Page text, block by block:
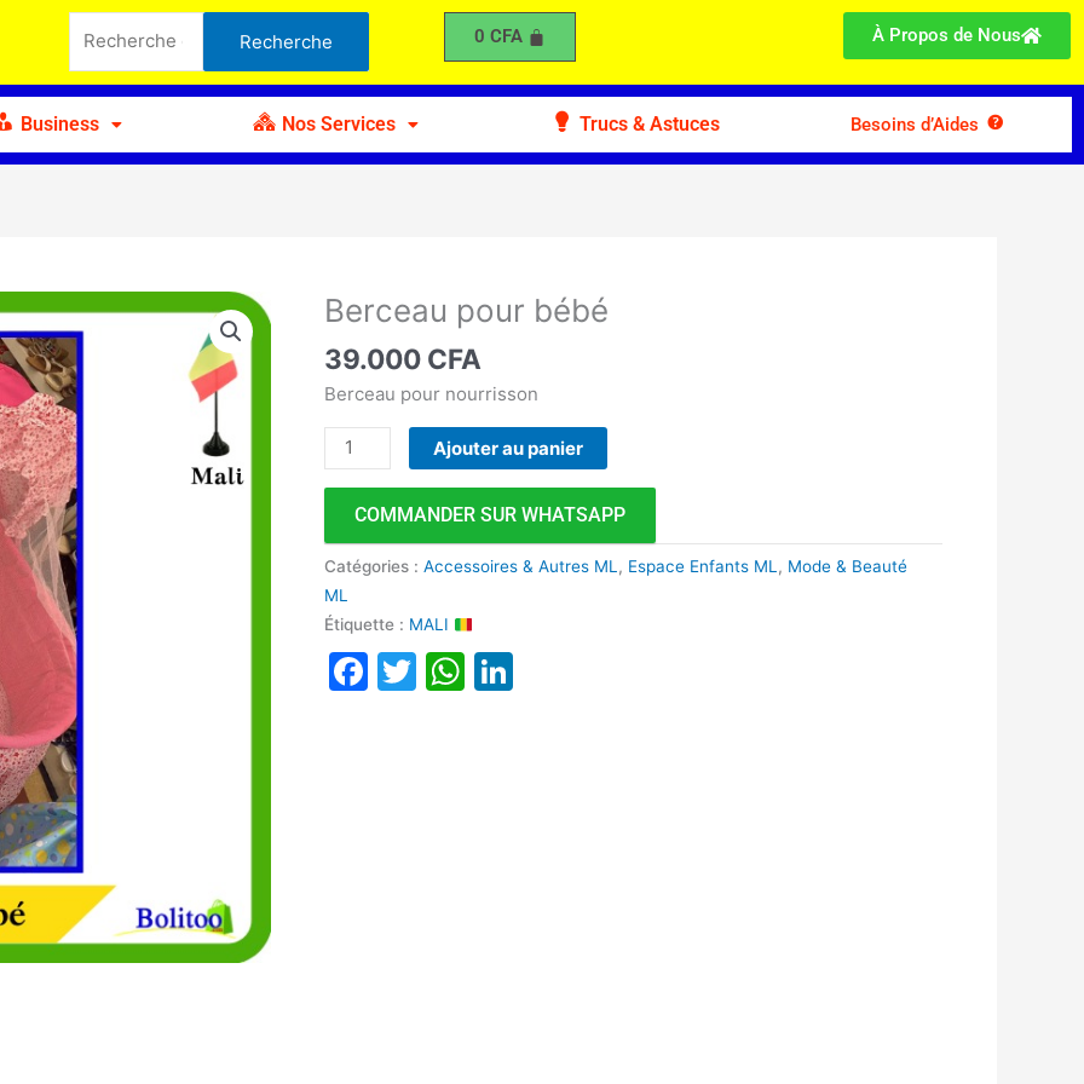
pour :
Recherche 0 CFA À Propos de Nous
Business Nos Services Trucs & Astuces Besoins d’Aides
Berceau pour bébé
39.000 CFA
Berceau pour nourrisson
quantité
Berceau
pour
Ajouter au panier
COMMANDER SUR WHATSAPP
Catégories :Accessoires & Autres ML, Espace Enfants ML, Mode & Beauté
ML
Étiquette : MALI
Facebook
TwitterWhatsApp